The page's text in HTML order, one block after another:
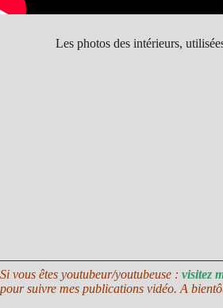
Les photos des intérieurs,
Si vous êtes youtubeur/youtubeuse : visitez
pour suivre mes publications vidéo. A